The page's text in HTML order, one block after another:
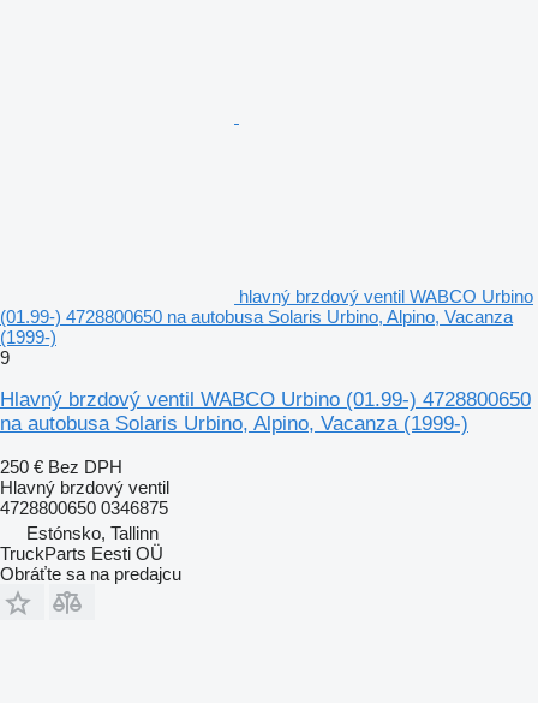
hlavný brzdový ventil WABCO Urbino
(01.99-) 4728800650 na autobusa Solaris Urbino, Alpino, Vacanza
(1999-)
9
Hlavný brzdový ventil WABCO Urbino (01.99-) 4728800650
na autobusa Solaris Urbino, Alpino, Vacanza (1999-)
250 € Bez DPH
Hlavný brzdový ventil
4728800650 0346875
Estónsko, Tallinn
TruckParts Eesti OÜ
Obráťte sa na predajcu